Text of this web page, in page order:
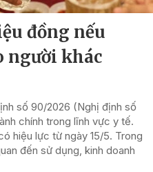
đồng nếu
người khác
số 90/2026 (Nghị định số
chính trong lĩnh vực y tế.
hiệu lực từ ngày 15/5. Trong
đến sử dụng, kinh doanh